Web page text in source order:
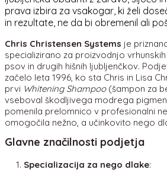
prava izbira za vsakogar, ki želi
in rezultate, ne da bi obremenil ali
Chris Christensen Systems je
specializirano za proizvodnjo
psov in drugih hišnih ljubljenčkov.
začelo leta 1996, ko sta Chris in Lisa
prvi Whitening Shampoo(šampon za
vseboval škodljivega modrega
pomenila prelomnico v profesionalni
omogočila nežno, a učinkovito nego
Glavne značilnosti podjetja
Specializacija za nego dlake: